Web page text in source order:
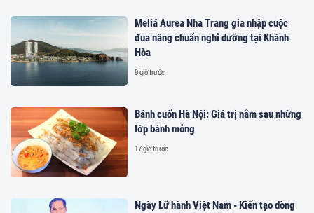
Meliá Aurea Nha Trang gia nhập cuộc
đua nâng chuẩn nghỉ dưỡng tại Khánh
Hòa
9 giờ trước
Bánh cuốn Hà Nội: Giá trị nằm sau những
lớp bánh mỏng
17 giờ trước
Ngày Lữ hành Việt Nam - Kiến tạo dòng